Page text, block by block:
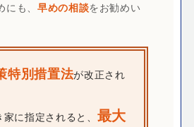
も、 早めの相談をお勧めい
特別措置法が改正され
に指定されると、 最大